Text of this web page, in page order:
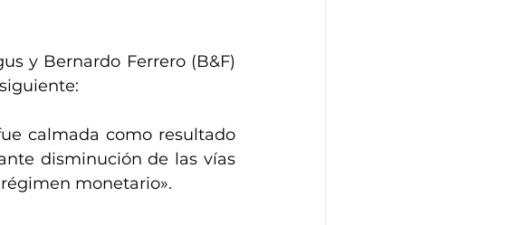
calmada como resultado
disminución de las vías
monetario».